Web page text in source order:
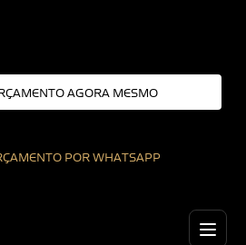
AGORA MESMO
POR WHATSAPP